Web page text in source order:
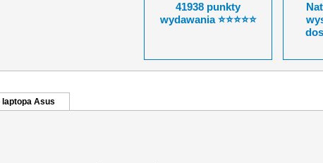
41938 punkty
wydawania ⭐⭐⭐⭐⭐
laptopa Asus